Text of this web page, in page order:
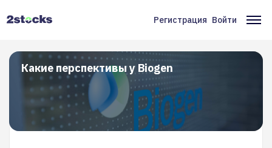
Меню
учётной
записи
пользователя
Регистрация Войти
Какие перспективы у Biogen